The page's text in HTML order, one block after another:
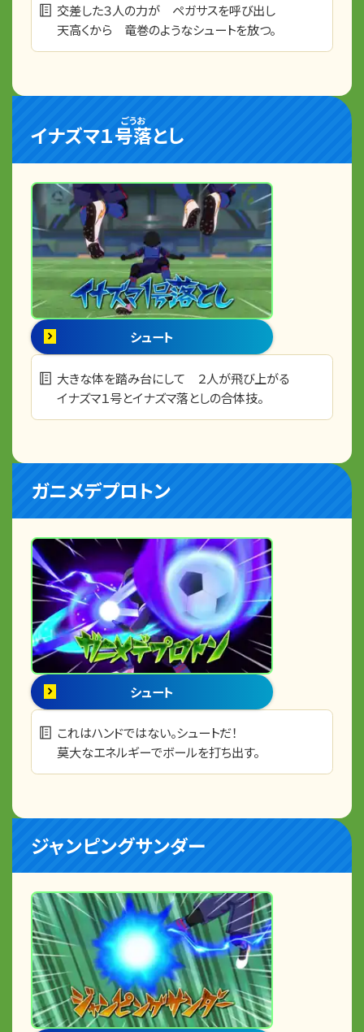
交差した３人の力が ペガサスを呼び出し
天高くから 竜巻のようなシュートを放つ。
イナズマ１号落
ごうお
とし
シュート
大きな体を踏み台にして ２人が飛び上がる
イナズマ１号とイナズマ落としの合体技。
ガニメデプロトン
シュート
これはハンドではない。シュートだ！
莫大なエネルギーでボールを打ち出す。
ジャンピングサンダー